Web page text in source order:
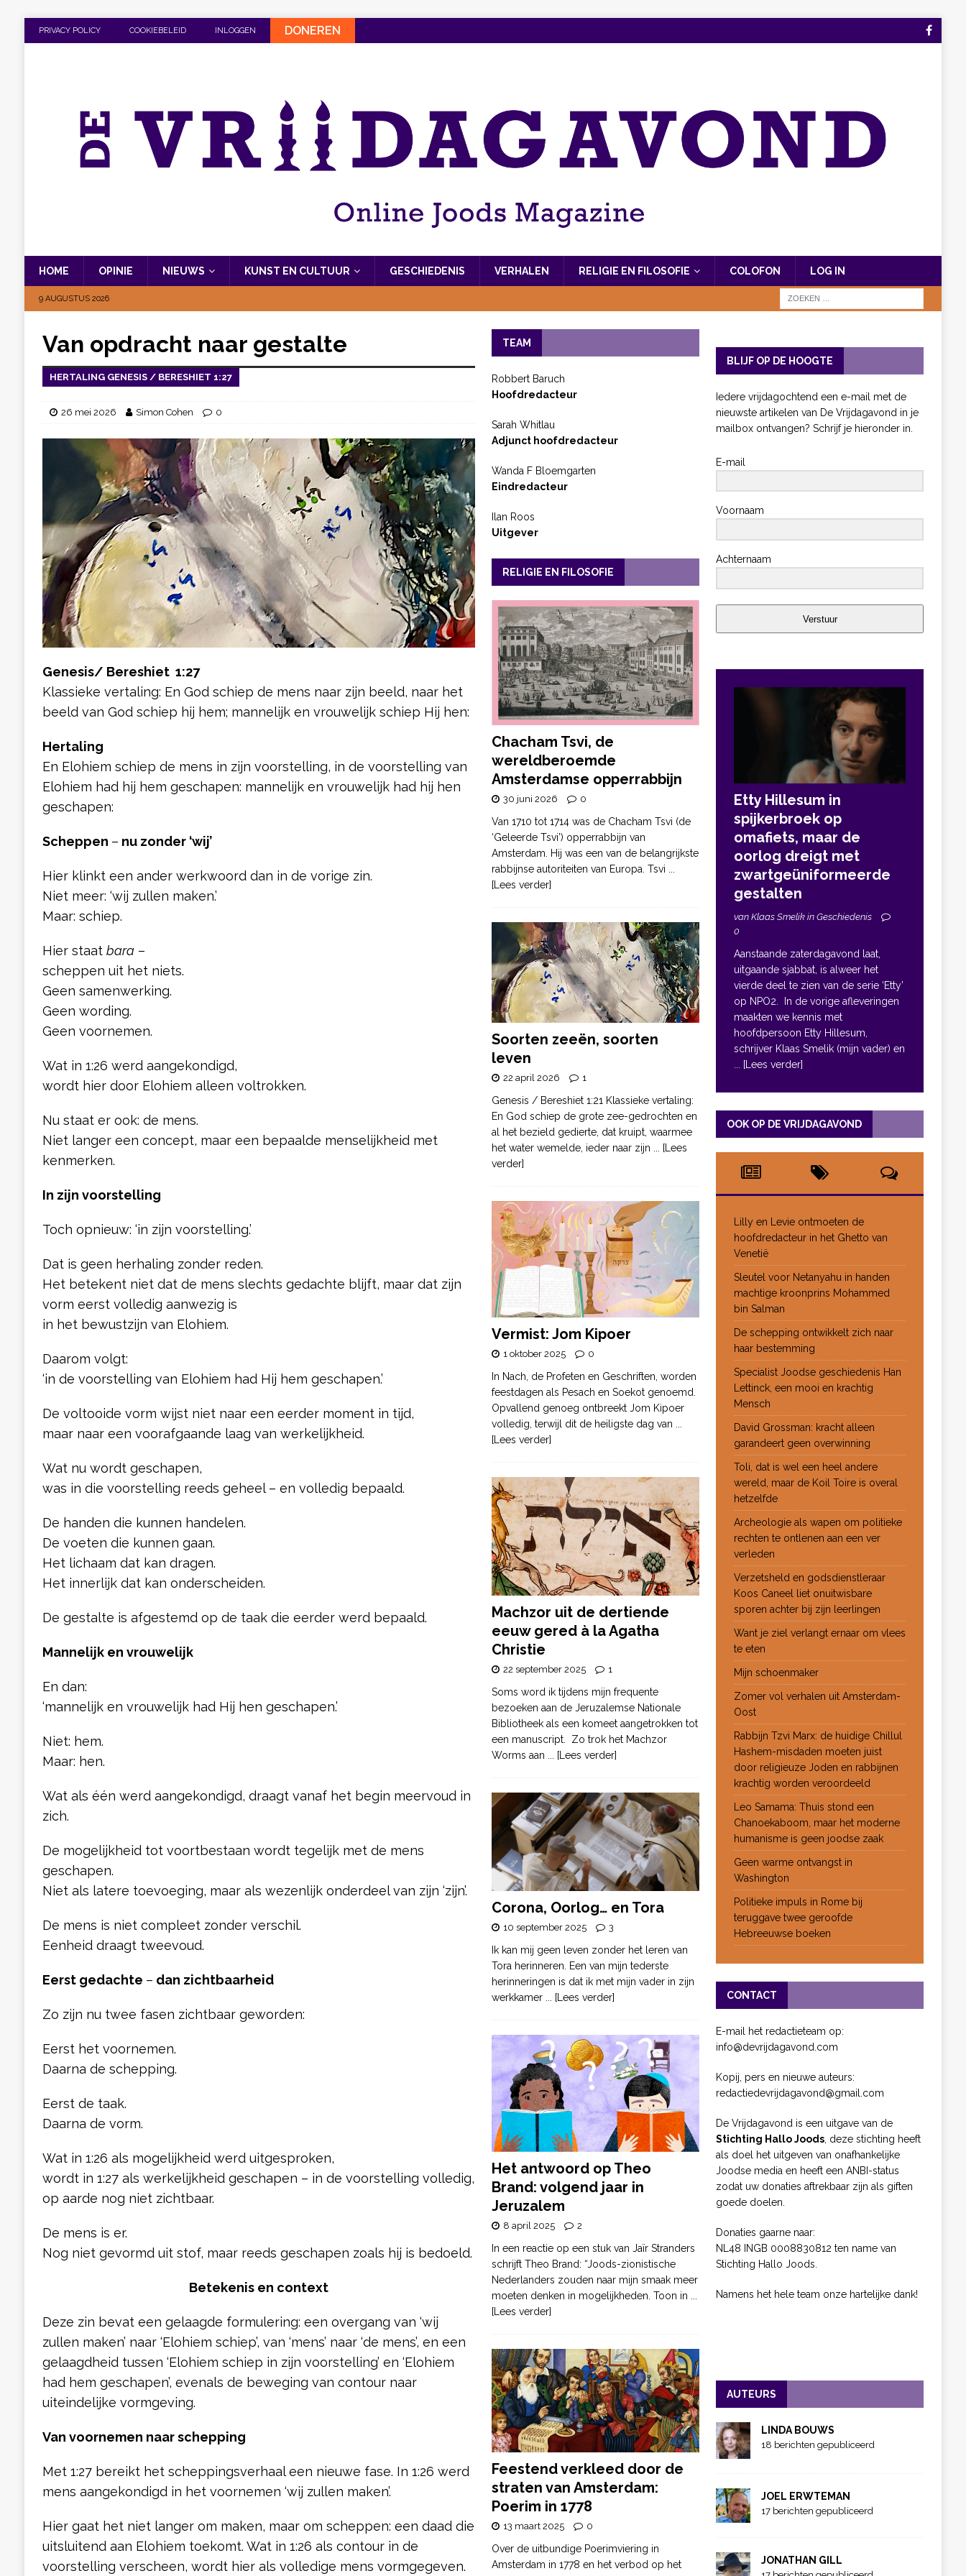
PRIVACY POLICY COOKIEBELEID INLOGGEN DONEREN
HOME OPINIE NIEUWS KUNST EN CULTUUR GESCHIEDENIS VERHALEN RELIGIE EN FILOSOFIE COLOFON LOG IN
9 AUGUSTUS 2026
Van opdracht naar gestalte
HERTALING GENESIS / BERESHIET 1:27
26 mei 2026 Simon Cohen 0
Genesis/ Bereshiet 1:27
Klassieke vertaling: En God schiep de mens naar zijn beeld, naar het
beeld van God schiep hij hem; mannelijk en vrouwelijk schiep Hij hen:
Hertaling
En Elohiem schiep de mens in zijn voorstelling, in de voorstelling van
Elohiem had hij hem geschapen: mannelijk en vrouwelijk had hij hen
geschapen:
Scheppen – nu zonder ‘wij’
Hier klinkt een ander werkwoord dan in de vorige zin.
Niet meer: ‘wij zullen maken.’
Maar: schiep.
Hier staat bara–
scheppen uit het niets.
Geen samenwerking.
Geen wording.
Geen voornemen.
Wat in 1:26 werd aangekondigd,
wordt hier door Elohiem alleen voltrokken.
Nu staat er ook: de mens.
Niet langer een concept, maar een bepaalde menselijkheid met
kenmerken.
In zijn voorstelling
Toch opnieuw: ‘in zijn voorstelling.’
Dat is geen herhaling zonder reden.
Het betekent niet dat de mens slechts gedachte blijft, maar dat zijn
vorm eerst volledig aanwezig is
in het bewustzijn van Elohiem.
Daarom volgt:
‘in de voorstelling van Elohiem had Hij hem geschapen.’
De voltooide vorm wijst niet naar een eerder moment in tijd,
maar naar een voorafgaande laag van werkelijkheid.
Wat nu wordt geschapen,
was in die voorstelling reeds geheel – en volledig bepaald.
De handen die kunnen handelen.
De voeten die kunnen gaan.
Het lichaam dat kan dragen.
Het innerlijk dat kan onderscheiden.
De gestalte is afgestemd op de taak die eerder werd bepaald.
Mannelijk en vrouwelijk
En dan:
‘mannelijk en vrouwelijk had Hij hen geschapen.’
Niet: hem.
Maar: hen.
Wat als één werd aangekondigd, draagt vanaf het begin meervoud in
zich.
De mogelijkheid tot voortbestaan wordt tegelijk met de mens
geschapen.
Niet als latere toevoeging, maar als wezenlijk onderdeel van zijn ‘zijn’.
De mens is niet compleet zonder verschil.
Eenheid draagt tweevoud.
Eerst gedachte – dan zichtbaarheid
Zo zijn nu twee fasen zichtbaar geworden:
Eerst het voornemen.
Daarna de schepping.
Eerst de taak.
Daarna de vorm.
Wat in 1:26 als mogelijkheid werd uitgesproken,
wordt in 1:27 als werkelijkheid geschapen – in de voorstelling volledig,
op aarde nog niet zichtbaar.
De mens is er.
Nog niet gevormd uit stof, maar reeds geschapen zoals hij is bedoeld.
Betekenis en context
Deze zin bevat een gelaagde formulering: een overgang van ‘wij
zullen maken’ naar ‘Elohiem schiep’, van ‘mens’ naar ‘de mens’, en een
gelaagdheid tussen ‘Elohiem schiep in zijn voorstelling’ en ‘Elohiem
had hem geschapen’, evenals de beweging van contour naar
uiteindelijke vormgeving.
Van voornemen naar schepping
Met 1:27 bereikt het scheppingsverhaal een nieuwe fase. In 1:26 werd
mens aangekondigd in het voornemen ‘wij zullen maken’.
Hier gaat het niet langer om maken, maar om scheppen: een daad die
uitsluitend aan Elohiem toekomt. Wat in 1:26 als contour in de
voorstelling verscheen, wordt hier als volledige mens vormgegeven.
TEAM
Robbert Baruch
Hoofdredacteur
Sarah Whitlau
Adjunct hoofdredacteur
Wanda F Bloemgarten
Eindredacteur
Ilan Roos
Uitgever
RELIGIE EN FILOSOFIE
Chacham Tsvi, de
wereldberoemde
Amsterdamse opperrabbijn
30 juni 2026 0
Van 1710 tot 1714 was de Chacham Tsvi (de
‘Geleerde Tsvi’) opperrabbijn van
Amsterdam. Hij was een van de belangrijkste
rabbijnse autoriteiten van Europa. Tsvi
[Lees verder]
Soorten zeeën, soorten
leven
22 april 2026 1
Genesis / Bereshiet 1:21 Klassieke vertaling:
En God schiep de grote zee-gedrochten en
al het bezield gedierte, dat kruipt, waarmee
het water wemelde, ieder naar zijn ... [Lees
verder]
Vermist: Jom Kipoer
1 oktober 2025 0
In Nach, de Profeten en Geschriften, worden
feestdagen als Pesach en Soekot genoemd.
Opvallend genoeg ontbreekt Jom Kipoer
volledig, terwijl dit de heiligste dag van
[Lees verder]
Machzor uit de dertiende
eeuw gered à la Agatha
Christie
22 september 2025 1
Soms word ik tijdens mijn frequente
bezoeken aan de Jeruzalemse Nationale
Bibliotheek als een komeet aangetrokken tot
een manuscript. Zo trok het Machzor
Worms aan ... [Lees verder]
Corona, Oorlog… en Tora
10 september 2025 3
Ik kan mij geen leven zonder het leren van
Tora herinneren. Een van mijn tederste
herinneringen is dat ik met mijn vader in zijn
werkkamer ... [Lees verder]
Het antwoord op Theo
Brand: volgend jaar in
Jeruzalem
8 april 2025 2
In een reactie op een stuk van Jaïr Stranders
schrijft Theo Brand: “Joods-zionistische
Nederlanders zouden naar mijn smaak meer
moeten denken in mogelijkheden. Toon in
[Lees verder]
Feestend verkleed door de
straten van Amsterdam:
Poerim in 1778
13 maart 2025 0
Over de uitbundige Poerimviering in
Amsterdam in 1778 en het verbod op het
BLIJF OP DE HOOGTE
Iedere vrijdagochtend een e-mail met de
nieuwste artikelen van De Vrijdagavond in je
mailbox ontvangen? Schrijf je hieronder in.
E-mail
Voornaam
Achternaam
Verstuur
Etty Hillesum in
spijkerbroek op
omafiets, maar de
oorlog dreigt met
zwartgeüniformeerde
gestalten
van Klaas Smelik in Geschiedenis
0
Aanstaande zaterdagavond laat,
uitgaande sjabbat, is alweer het
vierde deel te zien van de serie ‘Etty’
op NPO2. In de vorige afleveringen
maakten we kennis met
hoofdpersoon Etty Hillesum,
schrijver Klaas Smelik (mijn vader) en
... [Lees verder]
OOK OP DE VRIJDAGAVOND
Lilly en Levie ontmoeten de
hoofdredacteur in het Ghetto van
Venetië
Sleutel voor Netanyahu in handen
machtige kroonprins Mohammed
bin Salman
De schepping ontwikkelt zich naar
haar bestemming
Specialist Joodse geschiedenis Han
Lettinck, een mooi en krachtig
Mensch
David Grossman: kracht alleen
garandeert geen overwinning
Toli, dat is wel een heel andere
wereld, maar de Koil Toire is overal
hetzelfde
Archeologie als wapen om politieke
rechten te ontlenen aan een ver
verleden
Verzetsheld en godsdienstleraar
Koos Caneel liet onuitwisbare
sporen achter bij zijn leerlingen
Want je ziel verlangt ernaar om vlees
te eten
Mijn schoenmaker
Zomer vol verhalen uit Amsterdam-
Oost
Rabbijn Tzvi Marx: de huidige Chillul
Hashem-misdaden moeten juist
door religieuze Joden en rabbijnen
krachtig worden veroordeeld
Leo Samama: Thuis stond een
Chanoekaboom, maar het moderne
humanisme is geen joodse zaak
Geen warme ontvangst in
Washington
Politieke impuls in Rome bij
teruggave twee geroofde
Hebreeuwse boeken
CONTACT
E-mail het redactieteam op:
info@devrijdagavond.com
Kopij, pers en nieuwe auteurs:
redactiedevrijdagavond@gmail.com
De Vrijdagavond is een uitgave van de
Stichting Hallo Joods, deze stichting heeft
als doel het uitgeven van onafhankelijke
Joodse media en heeft een ANBI-status
zodat uw donaties aftrekbaar zijn als giften
goede doelen.
Donaties gaarne naar:
NL48 INGB 0008830812 ten name van
Stichting Hallo Joods.
Namens het hele team onze hartelijke dank!
AUTEURS
LINDA BOUWS
18 berichten gepubliceerd
JOEL ERWTEMAN
17 berichten gepubliceerd
JONATHAN GILL